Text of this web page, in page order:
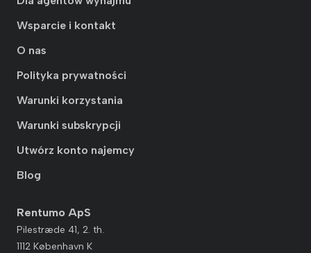
Wsparcie i kontakt
O nas
Polityka prywatności
Warunki korzystania
Warunki subskrypcji
Utwórz konto najemcy
Blog
Rentumo ApS
Pilestræde 41, 2. th.
1112 København K